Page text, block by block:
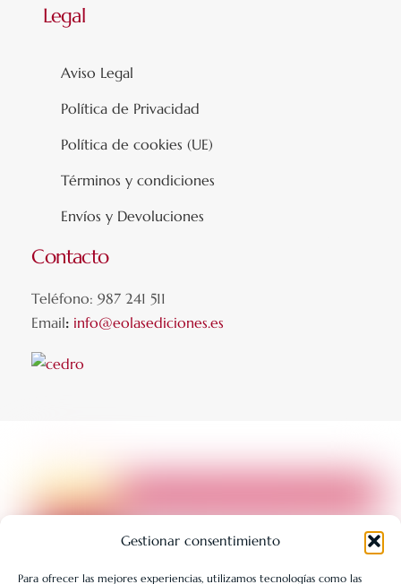
Gestionar consentimiento
Para ofrecer las mejores experiencias, utilizamos tecnologías como las
Legal
Aviso Legal
Política de Privacidad
Política de cookies (UE)
Términos y condiciones
Envíos y Devoluciones
Contacto
Teléfono: 987 241 511
Email: info@eolasediciones.es